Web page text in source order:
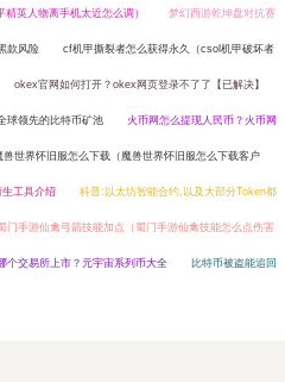
英人物离手机太近怎么调） 梦幻西游乾坤盘对抗赛
款风险 cf机甲撕裂者怎么获得永久（csol机甲破坏者
okex官网如何打开？okex网页登录不了了【已解决】
球领先的比特币矿池 火币网怎么提现人民币？火币网
兽世界怀旧服怎么下载（魔兽世界怀旧服怎么下载客户
工具介绍 科普:以太坊智能合约,以及大部分Token都
门手游仙禽弓箭技能加点（蜀门手游仙禽技能怎么点伤害
个交易所上市？元宇宙系列币大全 比特币被盗能追回